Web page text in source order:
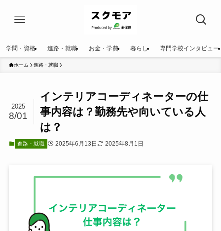
学問・資格 進路・就職 お金・学費 暮らし 専門学校インタビュー
ホーム 進路・就職
インテリアコーディネーターの仕
事内容は？勤務先や向いている人
は？
2025
8/01
進路・就職 2025年6月13日 2025年8月1日